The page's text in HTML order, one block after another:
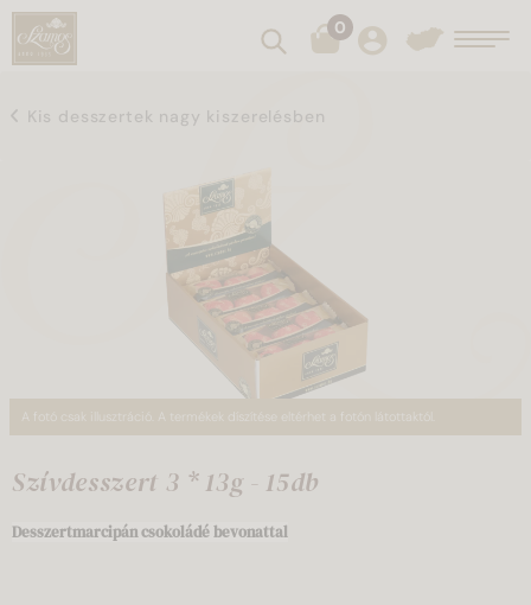
Keresés0
Kis desszertek nagy kiszerelésben
A fotó csak illusztráció. A termékek díszítése eltérhet a fotón látottaktól.
Szívdesszert 3 * 13g - 15db
Desszertmarcipán csokoládé bevonattal